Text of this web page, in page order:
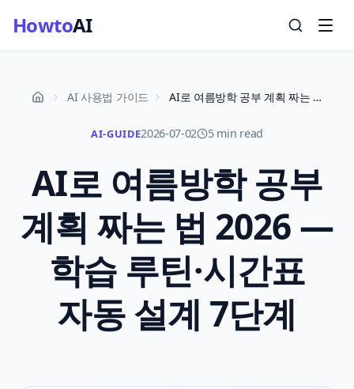
HowtoAI
AI 사용법 가이드 AI로 여름방학 공부 계획 짜는 법 2026 — 학습 루틴·시간표 자동 설계 7단계
AI-GUIDE2026-07-02 5 min read
AI로 여름방학 공부
계획 짜는 법 2026 —
학습 루틴·시간표
자동 설계 7단계